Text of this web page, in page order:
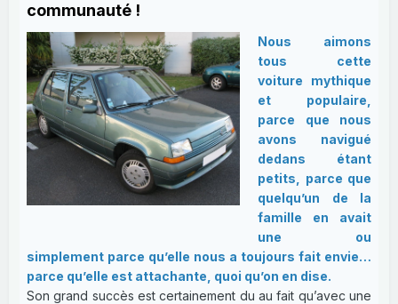
communauté !
Nous aimons
tous cette
voiture mythique
et populaire,
parce que nous
avons navigué
dedans étant
petits, parce que
quelqu’un de la
famille en avait
une ou
simplement parce qu’elle nous a toujours fait envie…
parce qu’elle est attachante, quoi qu’on en dise.
Son grand succès est certainement du au fait qu’avec une